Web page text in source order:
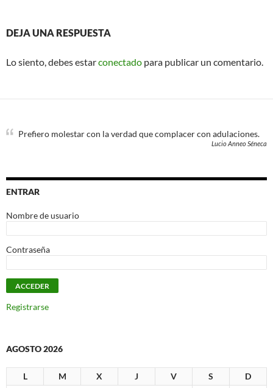
DEJA UNA RESPUESTA
Lo siento, debes estarconectado para publicar un comentario.
Prefiero molestar con la verdad que complacer con adulaciones.
Lucio Anneo Séneca
ENTRAR
Nombre de usuario
Contraseña
Registrarse
AGOSTO 2026
L M X J V S
D